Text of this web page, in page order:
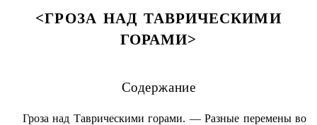
<ГРОЗА НАД ТАВРИЧЕСКИМИ
ГОРАМИ>
Содержание
Гроза над Таврическими горами. — Разные перемены во